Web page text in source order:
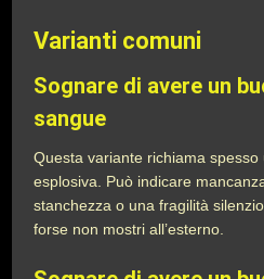
Varianti comuni
Sognare di avere un
sangue
Questa variante richiama
esplosiva. Può indicare
stanchezza o una fragilità
forse non mostri all’esterno.